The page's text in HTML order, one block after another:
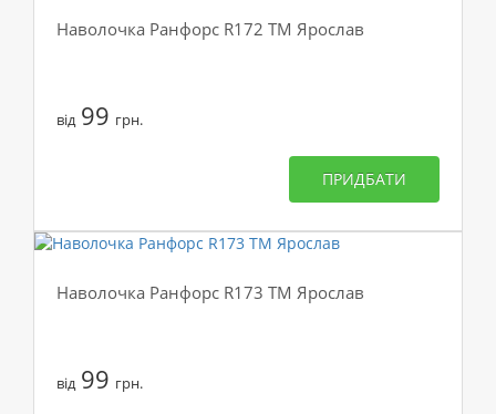
Наволочка Ранфорс R172 ТМ Ярослав
від99 грн.
ПРИДБАТИ
Наволочка Ранфорс R173 ТМ Ярослав
від99 грн.